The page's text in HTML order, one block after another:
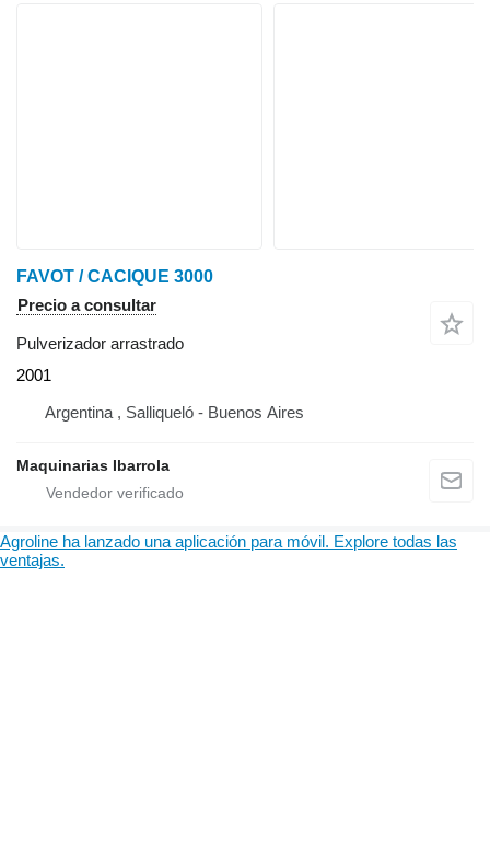
FAVOT / CACIQUE 3000
Precio a consultar
Pulverizador arrastrado
2001
Argentina , Salliqueló - Buenos Aires
Maquinarias Ibarrola
Agroline ha lanzado una aplicación para móvil. Explore todas las
ventajas.